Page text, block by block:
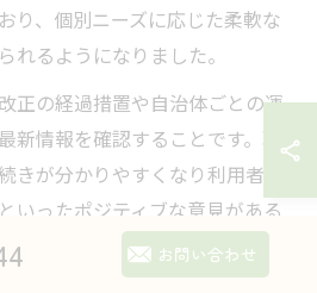
り、個別ニーズに応じた柔軟な
れるようになりました。
正の経過措置や自治体ごとの運
新情報を確認することです。現
きが分かりやすくなり利用者説
いったポジティブな意見がある
運用開始時の混乱も報告されて
お問い合わせ